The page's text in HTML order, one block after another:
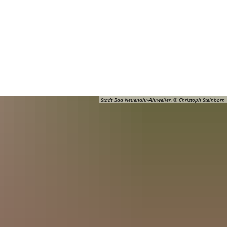
Stadt Bad Neuenahr-Ahrweiler, © Christoph Steinborn